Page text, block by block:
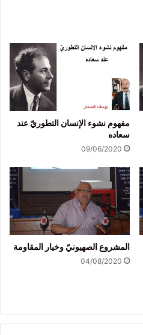
مفهوم نشوء الإنسان التطوريّ عند
سعاده
09/06/2020
المشروع الصهيونيّ وخيار المقاومة
04/08/2020